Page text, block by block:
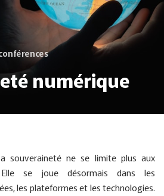
numérique
souveraineté ne se limite plus aux
Elle se joue désormais dans les
les plateformes et les technologies.